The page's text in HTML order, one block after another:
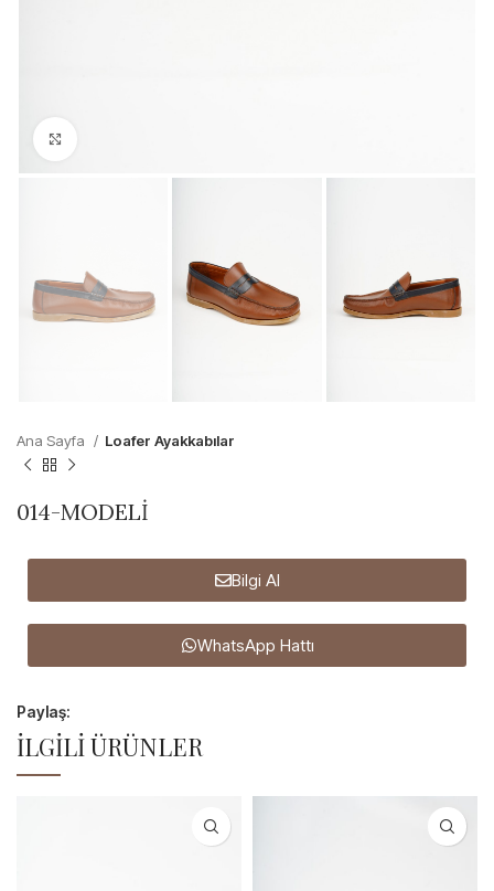
Ana Sayfa Loafer Ayakkabılar
014-MODELİ
Bilgi Al
WhatsApp Hattı
Paylaş:
İLGILI ÜRÜNLER